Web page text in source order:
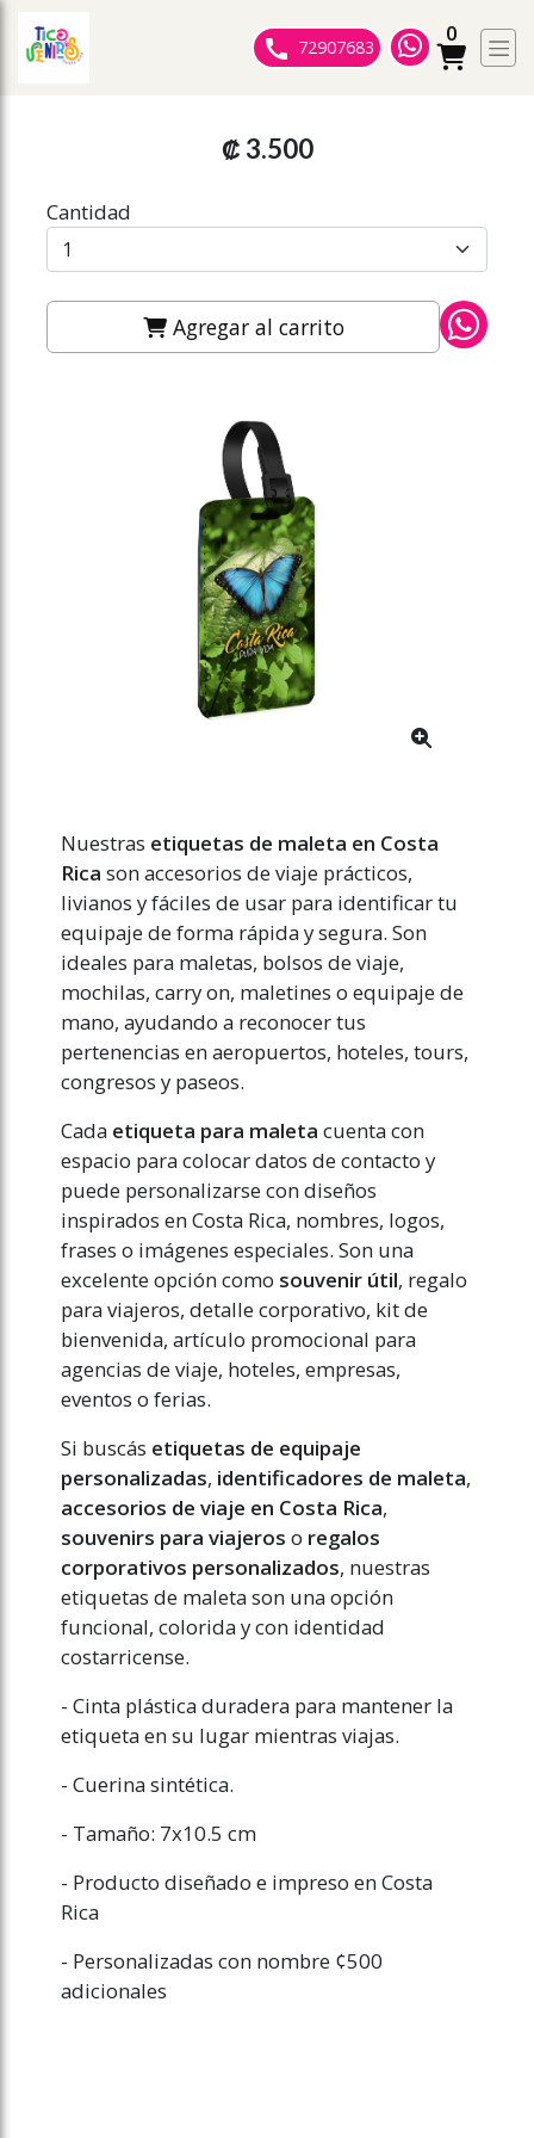
slideout menu. 72907683
0
₡ 3.500
Cantidad
Agregar al carrito
Nuestras etiquetas de maleta en Costa
Rica son accesorios de viaje prácticos,
livianos y fáciles de usar para identificar tu
equipaje de forma rápida y segura. Son
ideales para maletas, bolsos de viaje,
mochilas, carry on, maletines o equipaje de
mano, ayudando a reconocer tus
pertenencias en aeropuertos, hoteles, tours,
congresos y paseos.
Cada etiqueta para maleta cuenta con
espacio para colocar datos de contacto y
puede personalizarse con diseños
inspirados en Costa Rica, nombres, logos,
frases o imágenes especiales. Son una
excelente opción como souvenir útil, regalo
para viajeros, detalle corporativo, kit de
bienvenida, artículo promocional para
agencias de viaje, hoteles, empresas,
eventos o ferias.
Si buscás etiquetas de equipaje
personalizadas, identificadores de maleta,
accesorios de viaje en Costa Rica,
souvenirs para viajeros o regalos
corporativos personalizados, nuestras
etiquetas de maleta son una opción
funcional, colorida y con identidad
costarricense.
- Cinta plástica duradera para mantener la
etiqueta en su lugar mientras viajas.
- Cuerina sintética.
- Tamaño: 7x10.5 cm
- Producto diseñado e impreso en Costa
Rica
- Personalizadas con nombre ¢500
adicionales